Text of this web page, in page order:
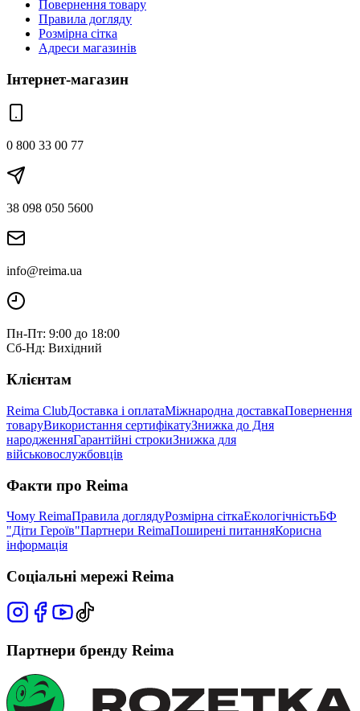
Повернення товару
Правила догляду
Розмірна сітка
Адреси магазинів
Інтернет-магазин
0 800 33 00 77
38 098 050 5600
info@reima.ua
Пн-Пт: 9:00 до 18:00
Сб-Нд: Вихідний
Клієнтам
Reima ClubДоставка і оплатаМіжнародна доставкаПовернення
товаруВикористання сертифікатуЗнижка до Дня
народженняГарантійні строкиЗнижка для
військовослужбовців
Факти про Reima
Чому ReimaПравила доглядуРозмірна сіткаЕкологічністьБФ
"Діти Героїв"Партнери ReimaПоширені питанняКорисна
інформація
Соціальні мережі Reima
Партнери бренду Reima